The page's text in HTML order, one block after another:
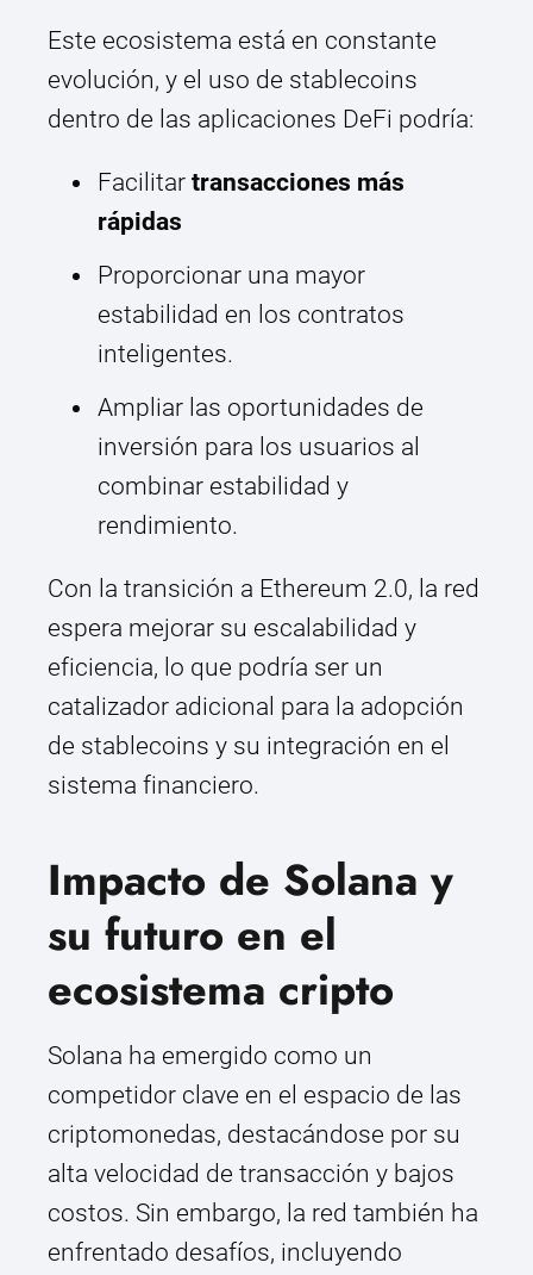
Este ecosistema está en constante
evolución, y el uso de stablecoins
dentro de las aplicaciones DeFi podría:
Facilitar transacciones más
rápidas
Proporcionar una mayor
estabilidad en los contratos
inteligentes.
Ampliar las oportunidades de
inversión para los usuarios al
combinar estabilidad y
rendimiento.
Con la transición a Ethereum 2.0, la red
espera mejorar su escalabilidad y
eficiencia, lo que podría ser un
catalizador adicional para la adopción
de stablecoins y su integración en el
sistema financiero.
Impacto de Solana y
su futuro en el
ecosistema cripto
Solana ha emergido como un
competidor clave en el espacio de las
criptomonedas, destacándose por su
alta velocidad de transacción y bajos
costos. Sin embargo, la red también ha
enfrentado desafíos, incluyendo